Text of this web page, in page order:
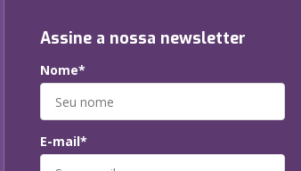
Assine a nossa newsletter
Nome*
E-mail*